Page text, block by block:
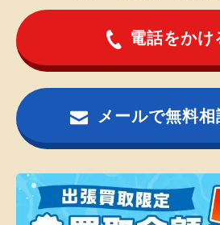
電話をかけ
メールで無料